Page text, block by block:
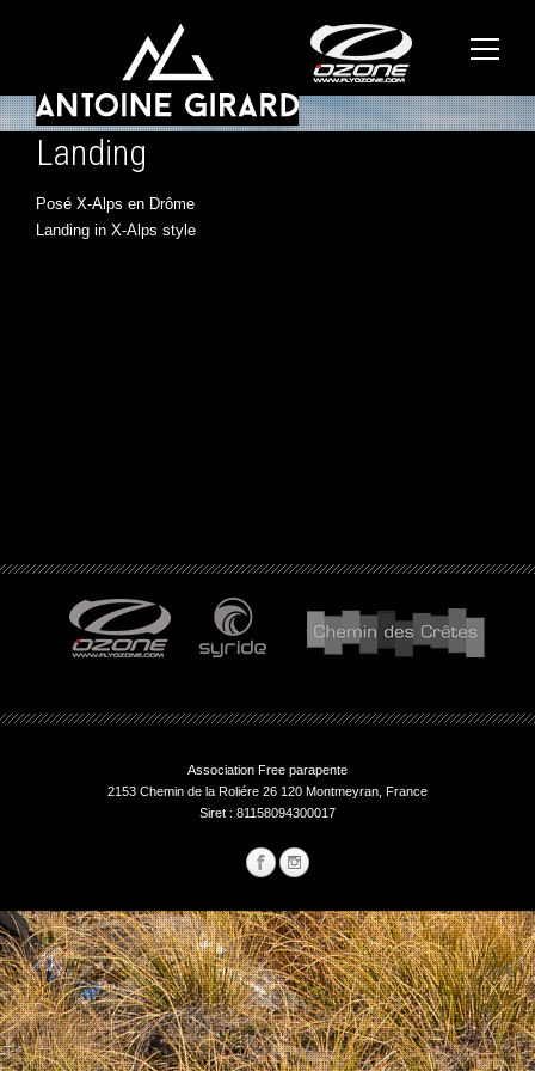
Landing
Posé X-Alps en Drôme
Landing in X-Alps style
Association Free parapente
2153 Chemin de la Roliére 26 120 Montmeyran, France
Siret : 81158094300017